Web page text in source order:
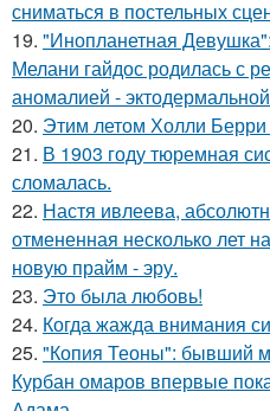
сниматься в постельных
19. "Инопланетная
Мелани гайдос родилась с
аномалией -
20. Этим летом Холли Берри
21. В 1903 году тюремная
сломалась.
22. Настя ивлеева,
отмененная несколько лет
новую прайм - эру.
23. Это была любовь!
24. Когда жажда внимания
25. "Копия Теоны": бывший
Курбан омаров впервые